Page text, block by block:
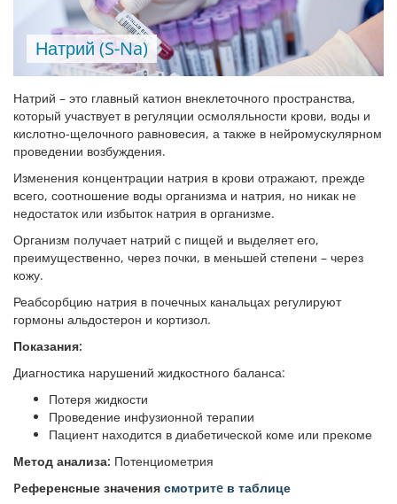
Натрий (S-Na)
Натрий – это главный катион внеклеточного пространства,
который участвует в регуляции осмоляльности крови, воды и
кислотно-щелочного равновесия, а также в нейромускулярном
проведении возбуждения.
Изменения концентрации натрия в крови отражают, прежде
всего, соотношение воды организма и натрия, но никак не
недостаток или избыток натрия в организме.
Организм получает натрий с пищей и выделяет его,
преимущественно, через почки, в меньшей степени – через
кожу.
Реабсорбцию натрия в почечных канальцах регулируют
гормоны альдостерон и кортизол.
Показания:
Диагностика нарушений жидкостного баланса:
Потеря жидкости
Проведение инфузионной терапии
Пациент находится в диабетической коме или прекоме
Метод анализа: Потенциометрия
Pеференсные значения смотритe в таблице